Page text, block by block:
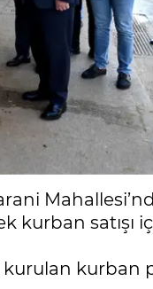
kurban satışı
kurulan kurban